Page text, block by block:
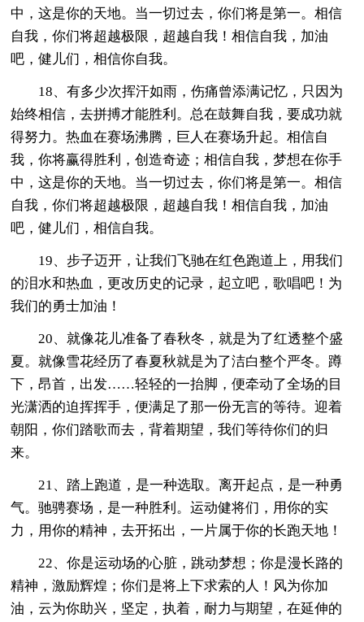
中，这是你的天地。当一切过去，你们将是第一。相信
自我，你们将超越极限，超越自我！相信自我，加油
吧，健儿们，相信你自我。
18、有多少次挥汗如雨，伤痛曾添满记忆，只因为
始终相信，去拼搏才能胜利。总在鼓舞自我，要成功就
得努力。热血在赛场沸腾，巨人在赛场升起。相信自
我，你将赢得胜利，创造奇迹；相信自我，梦想在你手
中，这是你的天地。当一切过去，你们将是第一。相信
自我，你们将超越极限，超越自我！相信自我，加油
吧，健儿们，相信自我。
19、步子迈开，让我们飞驰在红色跑道上，用我们
的泪水和热血，更改历史的记录，起立吧，歌唱吧！为
我们的勇士加油！
20、就像花儿准备了春秋冬，就是为了红透整个盛
夏。就像雪花经历了春夏秋就是为了洁白整个严冬。蹲
下，昂首，出发……轻轻的一抬脚，便牵动了全场的目
光潇洒的迫挥挥手，便满足了那一份无言的等待。迎着
朝阳，你们踏歌而去，背着期望，我们等待你们的归
来。
21、踏上跑道，是一种选取。离开起点，是一种勇
气。驰骋赛场，是一种胜利。运动健将们，用你的实
力，用你的精神，去开拓出，一片属于你的长跑天地！
22、你是运动场的心脏，跳动梦想；你是漫长路的
精神，激励辉煌；你们是将上下求索的人！风为你加
油，云为你助兴，坚定，执着，耐力与期望，在延伸的